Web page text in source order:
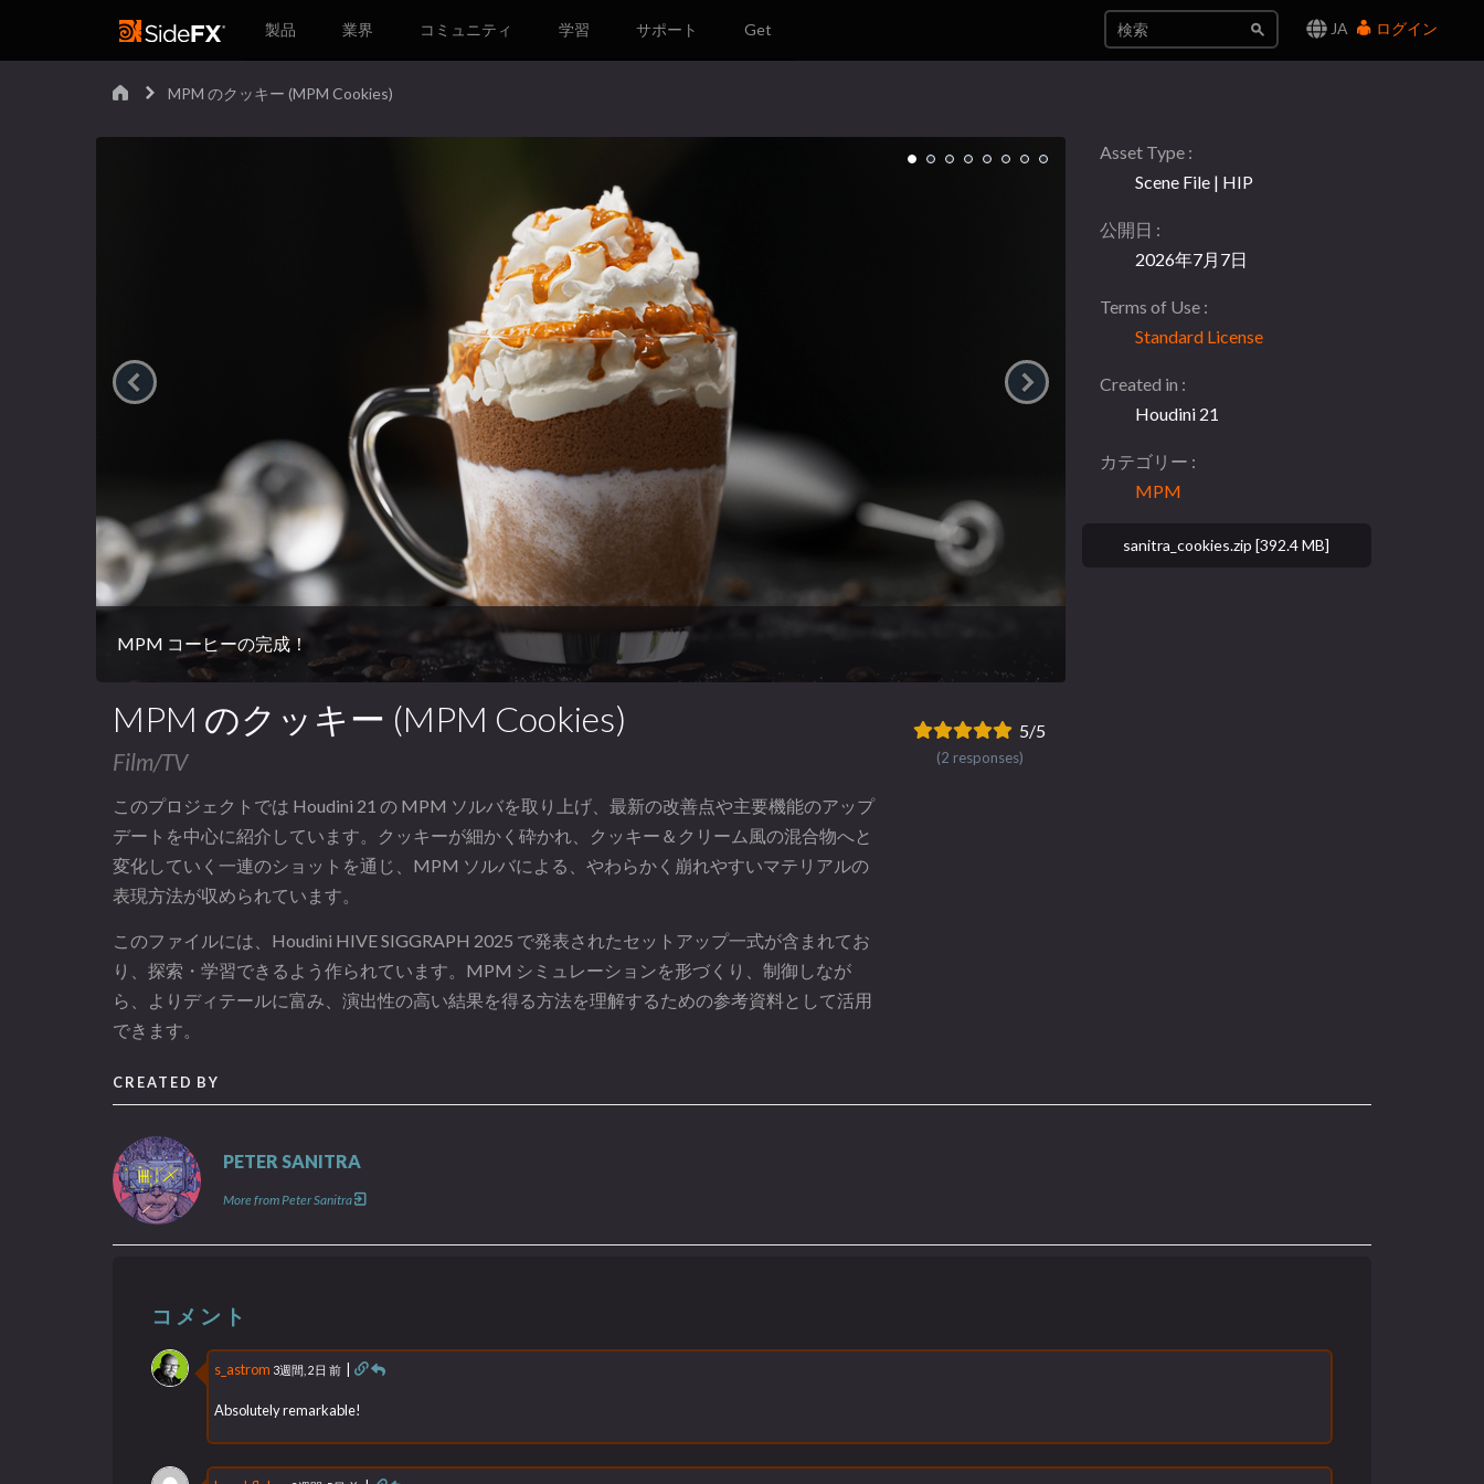
JA ログイン
製品 業界 コミュニティ 学習 サポート Get
MPM のクッキー (MPM Cookies)
MPM コーヒーの完成！
MPM のクッキー (MPM Cookies)
Film/TV
このプロジェクトでは Houdini 21 の MPM ソルバを取り上げ、最新の改善点や主要機能のアップ
デートを中心に紹介しています。クッキーが細かく砕かれ、クッキー＆クリーム風の混合物へと
変化していく一連のショットを通じ、MPM ソルバによる、やわらかく崩れやすいマテリアルの
表現方法が収められています。
このファイルには、Houdini HIVE SIGGRAPH 2025 で発表されたセットアップ一式が含まれてお
り、探索・学習できるよう作られています。MPM シミュレーションを形づくり、制御しなが
ら、よりディテールに富み、演出性の高い結果を得る方法を理解するための参考資料として活用
できます。
5/5
(2 responses)
Asset Type
Scene File | HIP
公開日
2026年7月7日
Terms of Use
Standard License
Created in
Houdini 21
カテゴリー
MPM
sanitra_cookies.zip [392.4 MB]
CREATED BY
PETER SANITRA
More from Peter Sanitra
コメント
s_astrom 3週間, 2日 前 |
Absolutely remarkable!